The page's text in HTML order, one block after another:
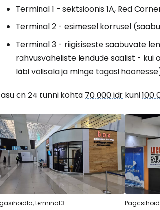
Terminal 1 - sektsioonis 1A, Red
Terminal 2 - esimesel korrusel
Terminal 3 - riigisiseste saabuvate
rahvusvaheliste lendude saalist - kui
läbi välisala ja minge tagasi
on 24 tunni kohta70 000 idr kuni100
terminal 3